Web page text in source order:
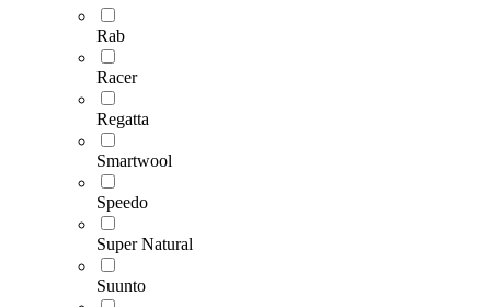
Rab
Racer
Regatta
Smartwool
Speedo
Super Natural
Suunto